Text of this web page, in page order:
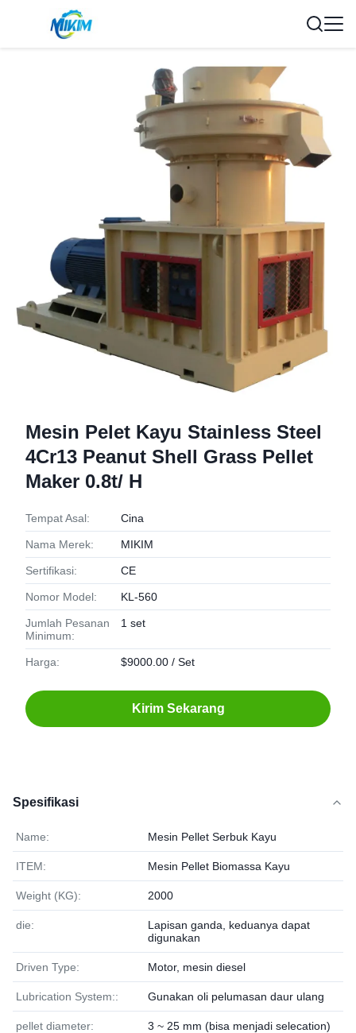
Mesin Pelet Kayu Stainless Steel
4Cr13 Peanut Shell Grass Pellet
Maker 0.8t/ H
Tempat Asal: Cina
Nama Merek: MIKIM
Sertifikasi: CE
Nomor Model: KL-560
Jumlah Pesanan
Minimum:
1 set
Harga: $9000.00 / Set
Kirim Sekarang
Spesifikasi
Name: Mesin Pellet Serbuk Kayu
ITEM: Mesin Pellet Biomassa Kayu
Weight (KG): 2000
die:
Lapisan ganda, keduanya dapat
digunakan
Driven Type: Motor, mesin diesel
Lubrication System:: Gunakan oli pelumasan daur ulang
pellet diameter: 3 ~ 25 mm (bisa menjadi selecation)